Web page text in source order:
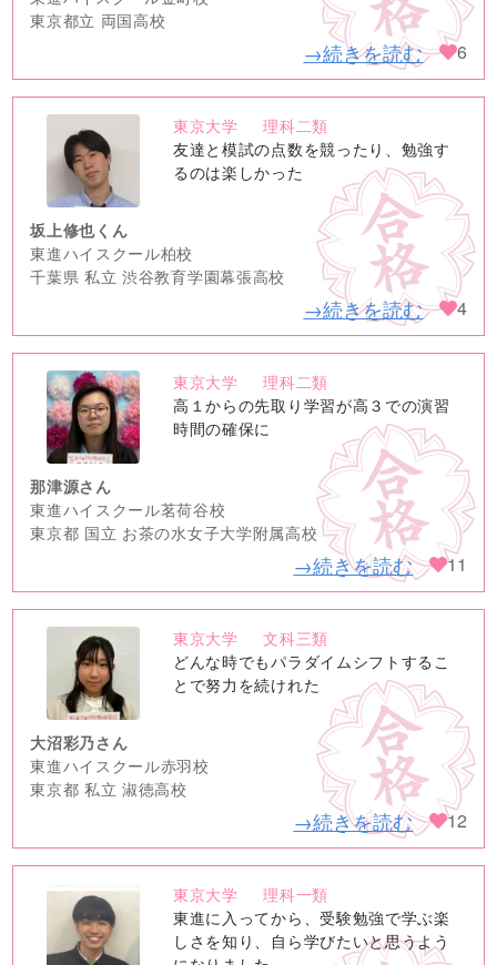
東京都立 両国高校
→続きを読む 6
no
image
東京大学
理科二類
友達と模試の点数を競ったり、勉強す
るのは楽しかった
坂上修也くん
東進ハイスクール柏校
千葉県 私立 渋谷教育学園幕張高校
→続きを読む 4
no
image
東京大学
理科二類
高１からの先取り学習が高３での演習
時間の確保に
那津源さん
東進ハイスクール茗荷谷校
東京都 国立 お茶の水女子大学附属高校
→続きを読む 11
no
image
東京大学
文科三類
どんな時でもパラダイムシフトするこ
とで努力を続けれた
大沼彩乃さん
東進ハイスクール赤羽校
東京都 私立 淑徳高校
→続きを読む 12
no
image
東京大学
理科一類
東進に入ってから、受験勉強で学ぶ楽
しさを知り、自ら学びたいと思うよう